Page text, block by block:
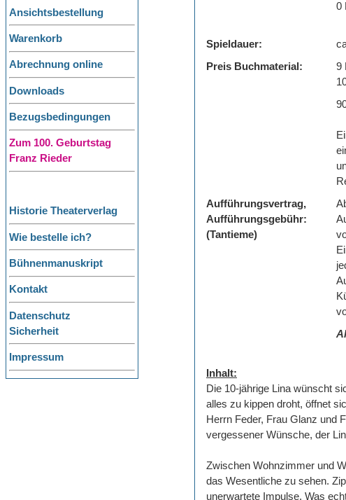
Ansichtsbestellung
Warenkorb
Abrechnung online
Downloads
Bezugsbedingungen
Zum 100. Geburtstag
Franz Rieder
Historie Theaterverlag
Wie bestelle ich?
Bühnenmanuskript
Kontakt
Datenschutz
Sicherheit
Impressum
0
Spieldauer:
Preis Buchmaterial:
9
Aufführungsvertrag,
Aufführungsgebühr:
(Tantieme)
Inhalt:
Die 10-jährige Lina wünscht
alles zu kippen droht, öffnet
Herrn Feder, Frau Glanz und
vergessener Wünsche, der
Zwischen Wohnzimmer und
das Wesentliche zu sehen.
unerwartete Impulse. Was